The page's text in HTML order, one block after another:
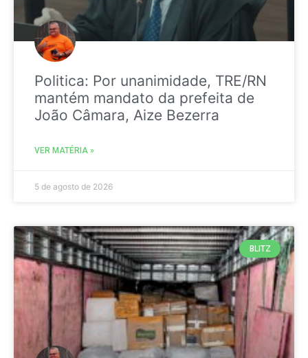
Politica: Por unanimidade, TRE/RN
mantém mandato da prefeita de
João Câmara, Aize Bezerra
VER MATÉRIA »
5 de agosto de 2026
BLITZ